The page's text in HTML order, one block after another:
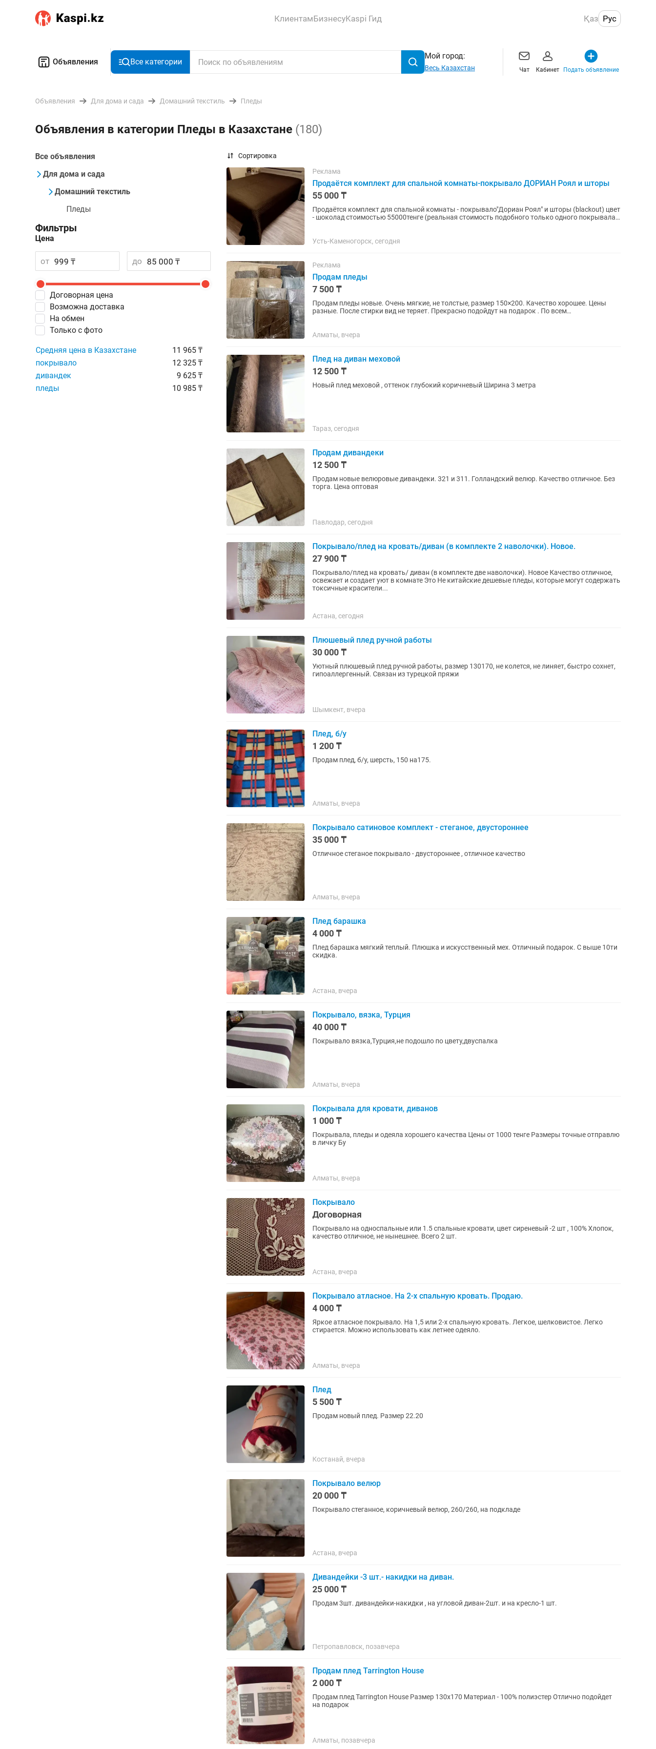
КлиентамБизнесуKaspi Гид Қаз Рус
Объявления Все категории
Мой город:
Весь Казахстан Чат Кабинет Подать объявление
Объявления Для дома и сада Домашний текстиль Пледы
Объявления в категории Пледы в Казахстане (180)
Все объявления
Для дома и сада
Домашний текстиль
Пледы
Фильтры
Цена
от до
Договорная цена
Возможна доставка
На обмен
Только с фото
Средняя цена в Казахстане
11 965 ₸
покрывало
12 325 ₸
дивандек
9 625 ₸
пледы
10 985 ₸
Сортировка
Реклама
Продаётся комплект для спальной комнаты-покрывало ДОРИАН Роял и шторы
55 000 ₸
Продаётся комплект для спальной комнаты - покрывало"Дориан Роял" и шторы (blackout) цвет
- шоколад стоимостью 55000тенге (реальная стоимость подобного только одного покрывала
Усть-Каменогорск, сегодня
Реклама
Продам пледы
7 500 ₸
Продам пледы новые. Очень мягкие, не толстые, размер 150×200. Качество хорошее. Цены
разные. После стирки вид не теряет. Прекрасно подойдут на подарок . По всем
Алматы, вчера
Плед на диван меховой
12 500 ₸
Новый плед меховой , оттенок глубокий коричневый Ширина 3 метра
Тараз, сегодня
Продам дивандеки
12 500 ₸
Продам новые велюровые дивандеки. 321 и 311. Голландский велюр. Качество отличное. Без
торга. Цена оптовая
Павлодар, сегодня
Покрывало/плед на кровать/диван (в комплекте 2 наволочки). Новое.
27 900 ₸
Покрывало/плед на кровать/ диван (в комплекте две наволочки). Новое Качество отличное,
освежает и создает уют в комнате Это Не китайские дешевые пледы, которые могут содержать
токсичные красители...
Астана, сегодня
Плюшевый плед ручной работы
30 000 ₸
Уютный плюшевый плед ручной работы, размер 130170, не колется, не линяет, быстро сохнет,
гипоаллергенный. Связан из турецкой пряжи
Шымкент, вчера
Плед, б/у
1 200 ₸
Продам плед, б/у, шерсть, 150 на175.
Алматы, вчера
Покрывало сатиновое комплект - стеганое, двустороннее
35 000 ₸
Отличное стеганое покрывало - двустороннее , отличное качество
Алматы, вчера
Плед барашка
4 000 ₸
Плед барашка мягкий теплый. Плюшка и искусственный мех. Отличный подарок. С выше 10ти
скидка.
Астана, вчера
Покрывало, вязка, Турция
40 000 ₸
Покрывало вязка,Турция,не подошло по цвету,двуспалка
Алматы, вчера
Покрывала для кровати, диванов
1 000 ₸
Покрывала, пледы и одеяла хорошего качества Цены от 1000 тенге Размеры точные отправлю
в личку Бу
Алматы, вчера
Покрывало
Договорная
Покрывало на односпальные или 1.5 спальные кровати, цвет сиреневый -2 шт , 100% Хлопок,
качество отличное, не нынешнее. Всего 2 шт.
Астана, вчера
Покрывало атласное. На 2-х спальную кровать. Продаю.
4 000 ₸
Яркое атласное покрывало. На 1,5 или 2-х спальную кровать. Легкое, шелковистое. Легко
стирается. Можно использовать как летнее одеяло.
Алматы, вчера
Плед
5 500 ₸
Продам новый плед. Размер 22.20
Костанай, вчера
Покрывало велюр
20 000 ₸
Покрывало стеганное, коричневый велюр, 260/260, на подкладе
Астана, вчера
Дивандейки -3 шт.- накидки на диван.
25 000 ₸
Продам 3шт. дивандейки-накидки , на угловой диван-2шт. и на кресло-1 шт.
Петропавловск, позавчера
Продам плед Tarrington House
2 000 ₸
Продам плед Tarrington House Размер 130х170 Материал - 100% полиэстер Отлично подойдет
на подарок
Алматы, позавчера